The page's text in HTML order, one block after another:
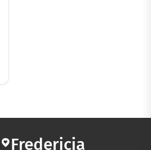
Fredericia